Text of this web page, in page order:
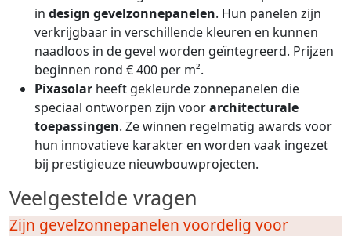
in design gevelzonnepanelen. Hun panelen zijn
verkrijgbaar in verschillende kleuren en kunnen
naadloos in de gevel worden geïntegreerd. Prijzen
beginnen rond € 400 per m².
Pixasolar heeft gekleurde zonnepanelen die
speciaal ontworpen zijn voorarchitecturale
toepassingen. Ze winnen regelmatig awards voor
hun innovatieve karakter en worden vaak ingezet
bij prestigieuze nieuwbouwprojecten.
Veelgestelde vragen
Zijn gevelzonnepanelen voordelig voor